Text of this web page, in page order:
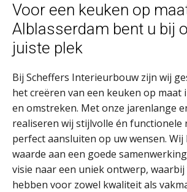
Voor een keuken op
Alblasserdam bent u bij
juiste plek
Bij Scheffers Interieurbouw zijn wij
het creëren van een keuken op maat
en omstreken. Met onze jarenlange
realiseren wij stijlvolle én functionele
perfect aansluiten op uw wensen. Wij
waarde aan een goede
visie naar een uniek ontwerp,
hebben voor zowel kwaliteit als